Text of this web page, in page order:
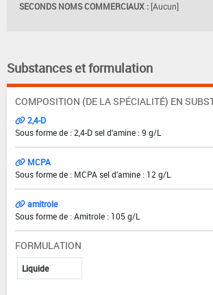
SECONDS NOMS COMMERCIAUX : [Aucun]
Substances et formulation
COMPOSITION (DE LA SPÉCIALITÉ) EN
2,4-D
Sous forme de : 2,4-D sel d'amine : 9 g/L
MCPA
Sous forme de : MCPA sel d'amine : 12 g/L
amitrole
Sous forme de : Amitrole : 105 g/L
FORMULATION
Liquide